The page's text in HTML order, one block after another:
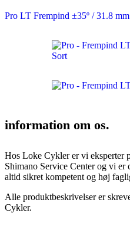
Pro LT Frempind ±35º / 31.8 mm
information om os.
Hos Loke Cykler er vi eksperter
Shimano Service Center og vi
altid sikret kompetent og høj
Alle produktbeskrivelser er
Cykler.